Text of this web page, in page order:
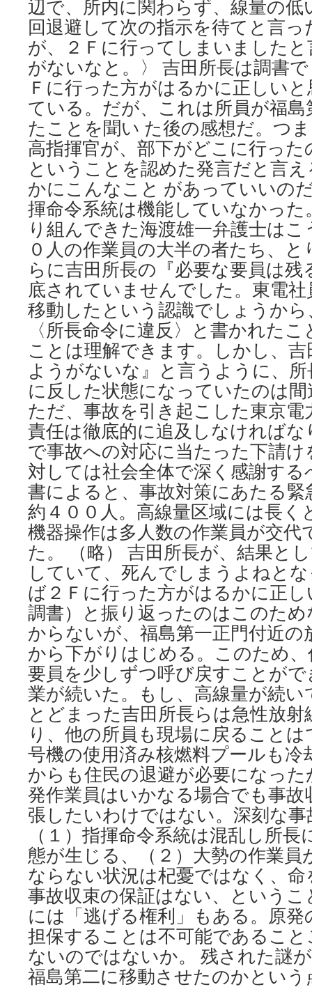
辺で、所内に関わらず、線量の
回退避して次の指示を待てと言
が、２Ｆに行ってしまいました
がないなと。〉 吉田所長は調書
Ｆに行った方がはるかに正しい
ている。だが、これは所員が福
たことを聞い た後の感想だ。つ
高指揮官が、部下がどこに行っ
ということを認めた発言だと言
かにこんなこと があっていいの
揮命令系統は機能していなかった
り組んできた海渡雄一弁護士は
０人の作業員の大半の者たち、
らに吉田所長の『必要な要員は
底されていませんでした。東電
移動したという認識でしょうか
〈所長命令に違反〉と書かれた
ことは理解できます。しかし、
ようがないな』と言うように、
に反した状態になっていたのは
ただ、事故を引き起こした東京電
責任は徹底的に追及しなければ
で事故への対応に当たった下請
対しては社会全体で深く感謝する
書によると、事故対策にあたる緊
約４００人。高線量区域には長
機器操作は多人数の作業員が交代
た。 （略） 吉田所長が、結果と
していて、死んでしまうよねと
ば２Ｆに行った方がはるかに正
調書）と振り返ったのはこのた
からないが、福島第一正門付近の
から下がりはじめる。このため
要員を少しずつ呼び戻すことが
業が続いた。もし、高線量が続
とどまった吉田所長らは急性放
り、他の所員も現場に戻ること
号機の使用済み核燃料プールも冷
からも住民の退避が必要になっ
発作業員はいかなる場合でも事
張したいわけではない。深刻な
（１）指揮命令系統は混乱し所
態が生じる、（２）大勢の作業
ならない状況は杞憂ではなく、
事故収束の保証はない、という
には「逃げる権利」もある。原
担保することは不可能であるこ
ないのではないか。 残された謎
福島第二に移動させたのかとい